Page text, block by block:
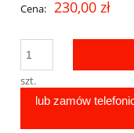
Cena: 230,00 zł
szt.
lub zamów